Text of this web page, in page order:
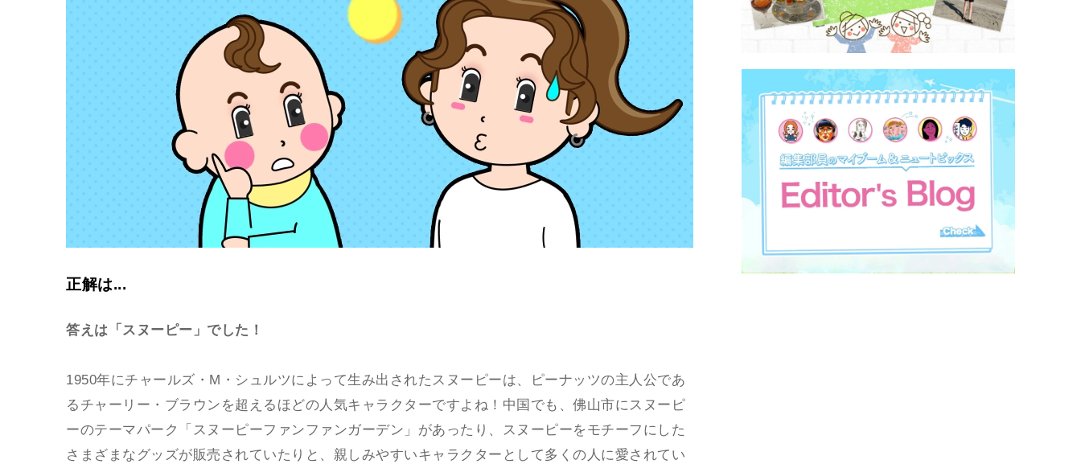
正解は...
答えは「スヌーピー」でした！
1950年にチャールズ・M・シュルツによって生み出されたスヌーピーは、ピーナッツの主人公であ
るチャーリー・ブラウンを超えるほどの人気キャラクターですよね！中国でも、佛山市にスヌーピ
ーのテーマパーク「スヌーピーファンファンガーデン」があったり、スヌーピーをモチーフにした
さまざまなグッズが販売されていたりと、親しみやすいキャラクターとして多くの人に愛されてい